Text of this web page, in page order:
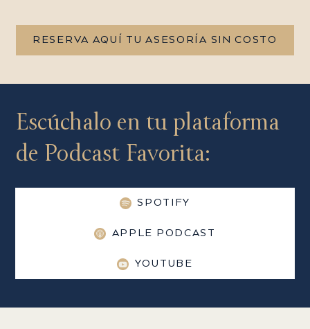
RESERVA AQUÍ TU ASESORÍA SIN COSTO
Escúchalo en tu plataforma
de Podcast Favorita:
SPOTIFY
APPLE PODCAST
YOUTUBE